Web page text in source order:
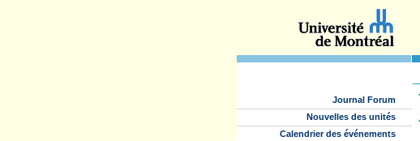
Journal Forum
Nouvelles des unités
Calendrier des événements